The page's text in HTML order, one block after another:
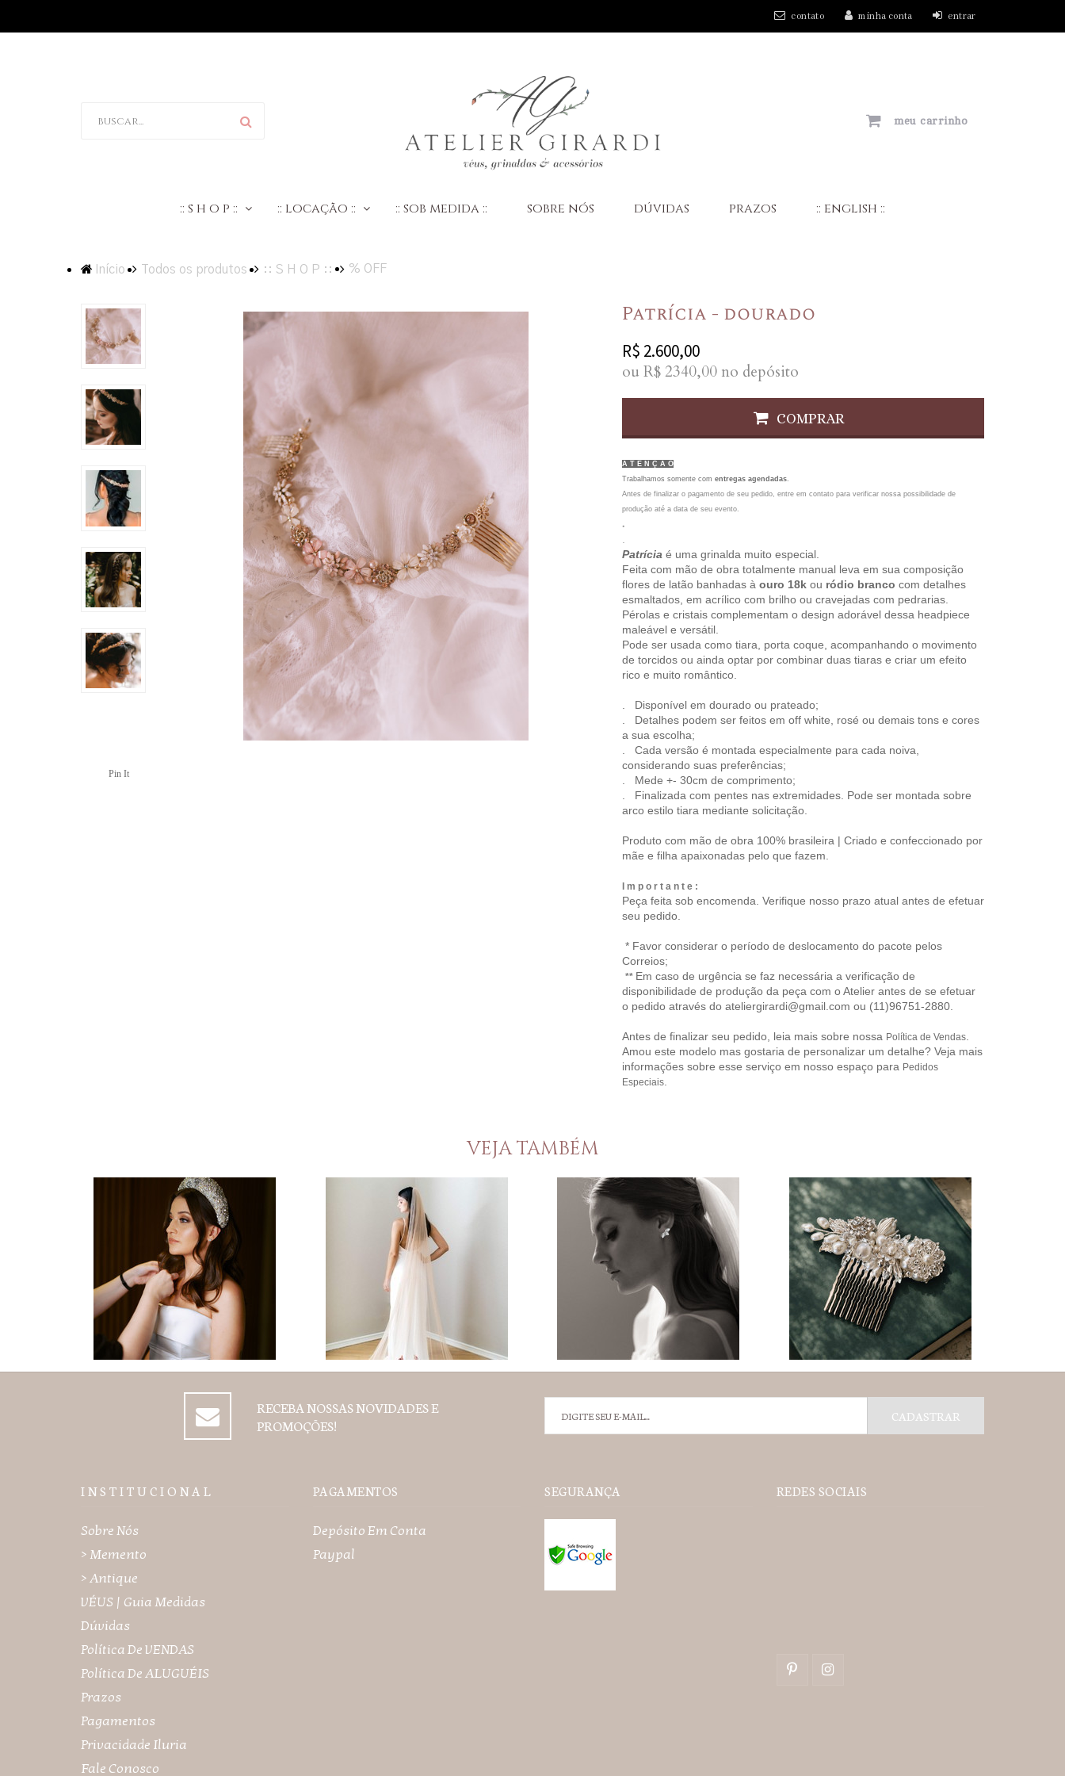
contato minha conta entrar
meu carrinho
:: s h o p :: :: locação :: :: sob medida :: sobre nós dúvidas prazos :: english ::
Início Todos os produtos :: S H O P :: % OFF
Pin It
Patrícia - dourado
R$ 2.600,00
ou R$ 2340,00 no depósito
COMPRAR
A T E N Ç Ã O
Trabalhamos somente com entregas agendadas.
Antes de finalizar o pagamento de seu pedido, entre em contato para verificar nossa possibilidade de
produção até a data de seu evento.
.
Patrícia é uma grinalda muito especial.
Feita com mão de obra totalmente manual leva em sua composição
flores de latão banhadas à ouro 18kou ródio branco com detalhes
esmaltados, em acrílico com brilho ou cravejadas com pedrarias.
Pérolas e cristais complementam o design adorável dessa headpiece
maleável e versátil.
Pode ser usada como tiara, porta coque, acompanhando o movimento
de torcidos ou ainda optar por combinar duas tiaras e criar um efeito
rico e muito romântico.
. Disponível em dourado ou prateado;
. Detalhes podem ser feitos em off white, rosé ou demais tons e cores
a sua escolha;
. Cada versão é montada especialmente para cada noiva,
considerando suas preferências;
. Mede +- 30cm de comprimento;
. Finalizada com pentes nas extremidades. Pode ser montada sobre
arco estilo tiara mediante solicitação.
Produto com mão de obra 100% brasileira | Criado e confeccionado por
mãe e filha apaixonadas pelo que fazem.
I m p o r t a n t e :
Peça feita sob encomenda. Verifique nosso prazoatual antes de efetuar
seu pedido.
* Favor considerar o período de deslocamento do pacote pelos
Correios;
** Em caso de urgência se faz necessária a verificação de
disponibilidade de produção da peça com o Atelier antes de se efetuar
o pedido através do ateliergirardi@gmail.com ou (11)96751-2880.
Antes de finalizar seu pedido, leia mais sobre nossa Política de Vendas.
Amou este modelo mas gostaria de personalizar um detalhe? Veja mais
informações sobre esse serviço em nosso espaço para Pedidos
Especiais.
VEJA TAMBÉM
RECEBA NOSSAS NOVIDADES E
PROMOÇÕES!
I N S T I T U C I O N A L
Sobre Nós
> Memento
> Antique
VÉUS | Guia Medidas
Dúvidas
Política De VENDAS
Política De ALUGUÉIS
Prazos
Pagamentos
Privacidade Iluria
Fale Conosco
PAGAMENTOS
Depósito Em Conta
Paypal
SEGURANÇA REDES SOCIAIS